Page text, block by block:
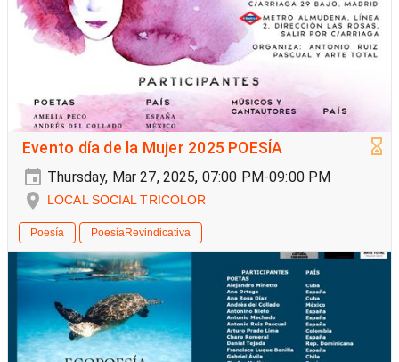
Evento día de la Mujer 2025 POESÍA
Thursday, Mar 27, 2025, 07:00 PM-09:00 PM
LOCAL SOCIAL TRICOLOR
Poesía PoesíaRevindicativa